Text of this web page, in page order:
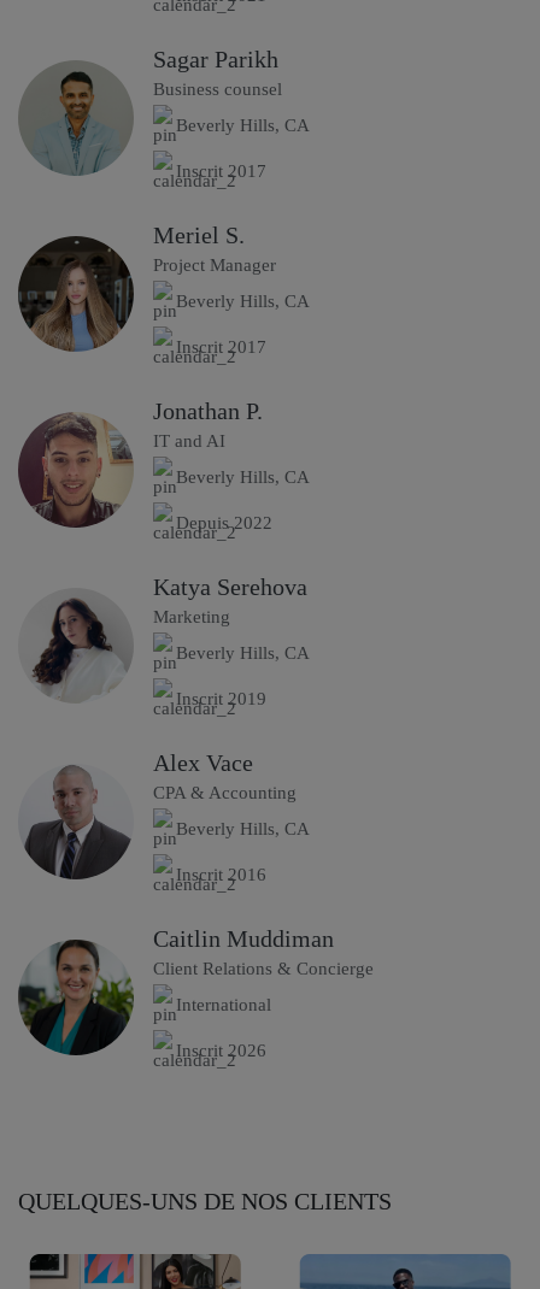
Sagar Parikh
Business counsel
Beverly Hills, CA
Inscrit 2017
Meriel S.
Project Manager
Beverly Hills, CA
Inscrit 2017
Jonathan P.
IT and AI
Beverly Hills, CA
Depuis 2022
Katya Serehova
Marketing
Beverly Hills, CA
Inscrit 2019
Alex Vace
CPA & Accounting
Beverly Hills, CA
Inscrit 2016
Caitlin Muddiman
Client Relations & Concierge
International
Inscrit 2026
QUELQUES-UNS DE NOS CLIENTS